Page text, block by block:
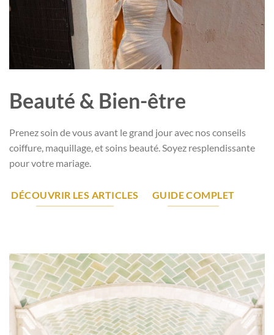
Beauté & Bien-être
Prenez soin de vous avant le grand jour avec nos conseils
coiffure, maquillage, et soins beauté. Soyez resplendissante
pour votre mariage.
DÉCOUVRIR LES ARTICLES GUIDE COMPLET